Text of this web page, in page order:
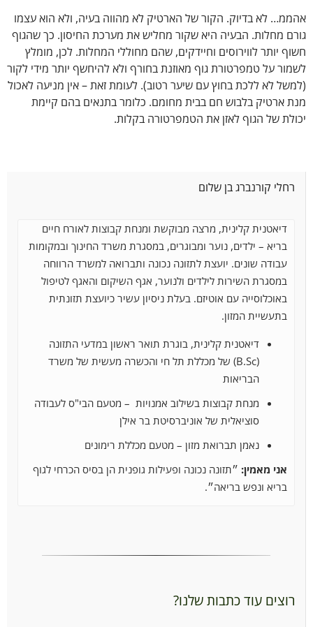
אהממ… לא בדיוק. הקור של הארטיק לא מהווה בעיה, ולא הוא עצמו
גורם מחלות. הבעיה היא שקור מחליש את מערכת החיסון. כך שהגוף
חשוף יותר לווירוסים וחיידקים, שהם מחוללי המחלות. לכן, מומלץ
לשמור על טמפרטורת גוף מאוזנת בחורף ולא להיחשף יותר מידי לקור
(למשל לא ללכת בחוץ עם שיער רטוב). לעומת זאת – אין מניעה לאכול
מנת ארטיק בלבוש חם בבית מחומם. כלומר בתנאים בהם קיימת
יכולת של הגוף לאזן את הטמפרטורה בקלות.
רחלי קורנברג בן שלום
דיאטנית קלינית, מרצה מבוקשת ומנחת קבוצות לאורח חיים
בריא – ילדים, נוער ומבוגרים, במסגרת משרד החינוך ובמקומות
עבודה שונים. יועצת לתזונה נכונה ותברואה למשרד הרווחה
במסגרת השירות לילדים ולנוער, אגף השיקום והאגף לטיפול
באוכלוסייה עם אוטיזם. בעלת ניסיון עשיר כיועצת תזונתית
בתעשיית המזון.
דיאטנית קלינית, בוגרת תואר ראשון במדעי התזונה
(B.Sc) של מכללת תל חי והכשרה מעשית של משרד
הבריאות
מנחת קבוצות בשילוב אמנויות – מטעם הבי"ס לעבודה
סוציאלית של אוניברסיטת בר אילן
נאמן תברואת מזון – מטעם מכללת רימונים
אני מאמין: ״תזונה נכונה ופעילות גופנית הן בסיס הכרחי לגוף
בריא ונפש בריאה״.
רוצים עוד כתבות שלנו?